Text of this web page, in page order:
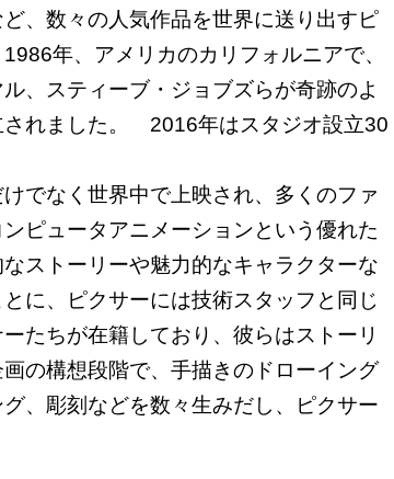
、数々の人気作品を世界に送り出すピ
年、アメリカのカリフォルニアで、
、スティーブ・ジョブズらが奇跡のよ
されました。 2016年はスタジオ設立30
でなく世界中で上映され、多くのファ
ピュータアニメーションという優れた
ストーリーや魅力的なキャラクターな
に、ピクサーには技術スタッフと同じ
たちが在籍しており、彼らはストーリ
の構想段階で、手描きのドローイング
、彫刻などを数々生みだし、ピクサー